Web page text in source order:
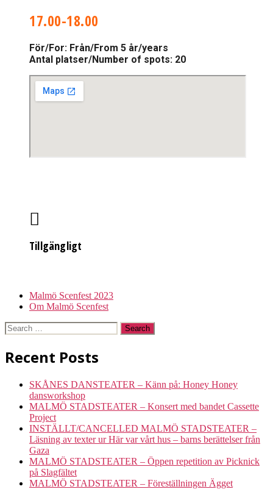
17.00-18.00
För/For: Från/From 5 år/years
Antal platser/Number of spots: 20
Tillgängligt
Malmö Scenfest 2023
Om Malmö Scenfest
Search
for:
Recent Posts
SKÅNES DANSTEATER – Känn på: Honey Honey
dansworkshop
MALMÖ STADSTEATER – Konsert med bandet Cassette
Project
INSTÄLLT/CANCELLED MALMÖ STADSTEATER –
Läsning av texter ur Här var vårt hus – barns berättelser från
Gaza
MALMÖ STADSTEATER – Öppen repetition av Picknick
på Slagfältet
MALMÖ STADSTEATER – Föreställningen Ägget